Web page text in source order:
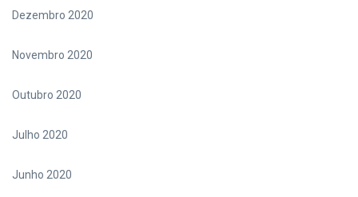
Dezembro 2020
Novembro 2020
Outubro 2020
Julho 2020
Junho 2020